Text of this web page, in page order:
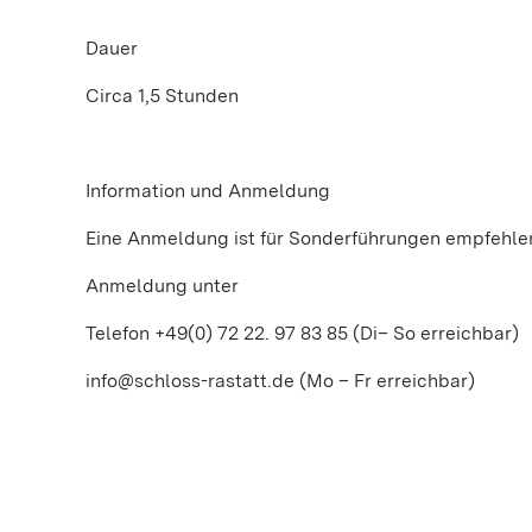
Dauer
Circa 1,5 Stunden
Information und Anmeldung
Eine Anmeldung ist für Sonderführungen
Anmeldung unter
Telefon +49(0) 72 22. 97 83 85 (Di– So erreichbar)
info@schloss-rastatt.de (Mo – Fr erreichbar)